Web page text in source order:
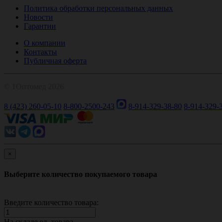
Политика обработки персональных данных
Новости
Гарантии
О компании
Контакты
Публичная оферта
8 (423) 260-05-10 8-800-2500-243 8-914-329-38-80 8-914-329-
×
Выберите количество покупаемого товара
Введите количество товара: